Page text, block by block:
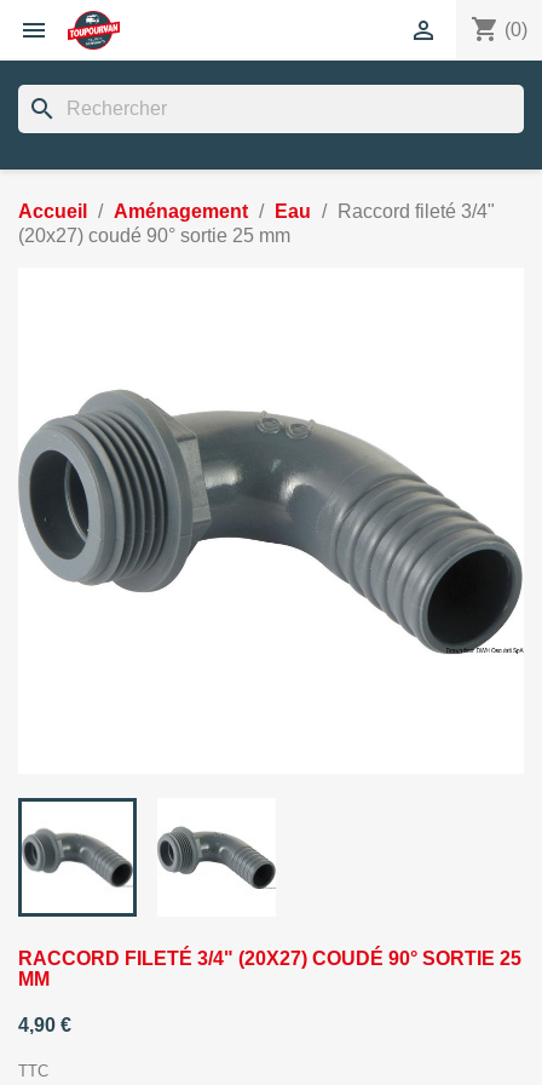
 shopping_cart (0)

search
Accueil Aménagement Eau
Raccord fileté 3/4"
(20x27) coudé 90° sortie 25 mm
RACCORD FILETÉ 3/4" (20X27) COUDÉ 90° SORTIE 25
MM
4,90 €
TTC